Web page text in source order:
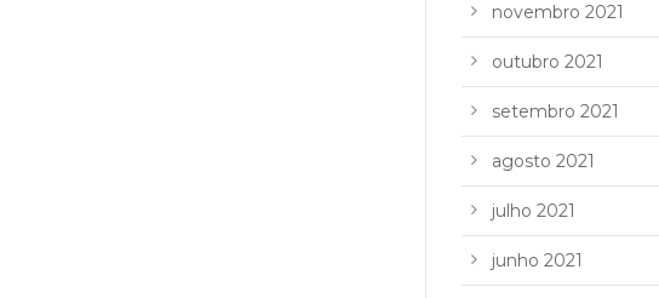
novembro 2021
outubro 2021
setembro 2021
agosto 2021
julho 2021
junho 2021